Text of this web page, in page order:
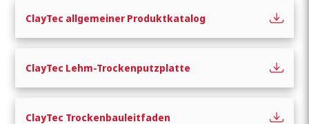
ClayTec allgemeiner Produktkatalog
ClayTec Lehm-Trockenputzplatte
ClayTec Trockenbauleitfaden